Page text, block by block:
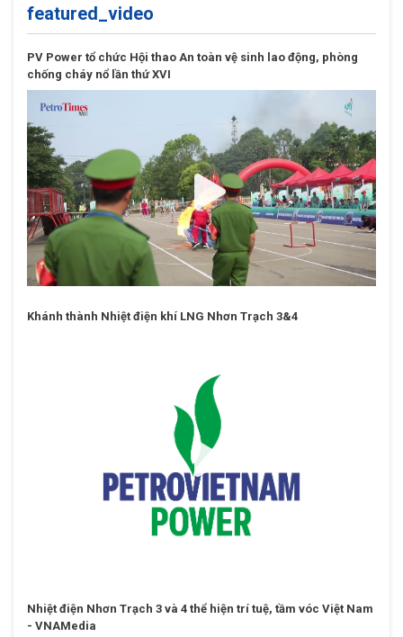
featured_video
PV Power tổ chức Hội thao An toàn vệ sinh lao động, phòng
chống cháy nổ lần thứ XVI
Khánh thành Nhiệt điện khí LNG Nhơn Trạch 3&4
Nhiệt điện Nhơn Trạch 3 và 4 thể hiện trí tuệ, tầm vóc Việt Nam
- VNAMedia